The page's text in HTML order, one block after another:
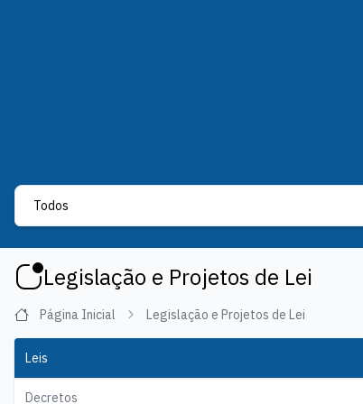
Label
Legislação e Projetos de Lei
Página Inicial Legislação e Projetos de Lei
Leis
Decretos